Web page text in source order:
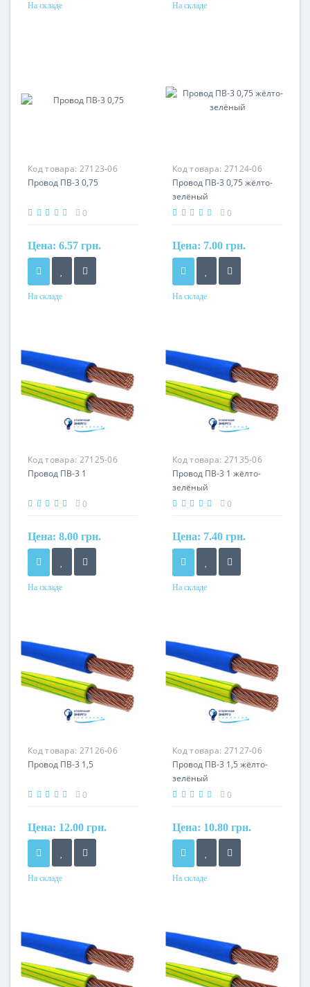
На складе
1
ПВ
На складе
Кол-во жил
ПВ
Код товара: 27123-06
Провод ПВ-3 0,75
0
Цена: 6.57 грн.
На складе
0,75 мм²
Кол-во жил
1
Наличие экрана
не экранированный
ПВ
Код товара: 27124-06
Провод ПВ-3 0,75 жёлто-
зелёный
0
Цена: 7.00 грн.
На складе
0,75 мм²
Кол-во жил
1
Наличие экрана
не экранированный
ПВ
Код товара: 27125-06
Провод ПВ-3 1
0
Цена: 8.00 грн.
На складе
1 мм²
Кол-во жил
1
Наличие экрана
не экранированный
ПВ
Код товара: 27135-06
Провод ПВ-3 1 жёлто-
зелёный
0
Цена: 7.40 грн.
На складе
1 мм²
Кол-во жил
1
Наличие экрана
не экранированный
ПВ
Код товара: 27126-06
Провод ПВ-3 1,5
0
Цена: 12.00 грн.
На складе
1,5 мм²
Кол-во жил
1
Код товара: 27127-06
Провод ПВ-3 1,5 жёлто-
зелёный
0
Цена: 10.80 грн.
На складе
1,5 мм²
Кол-во жил
1